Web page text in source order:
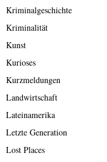
Kriminalgeschichte
Kriminalität
Kunst
Kurioses
Kurzmeldungen
Landwirtschaft
Lateinamerika
Letzte Generation
Lost Places